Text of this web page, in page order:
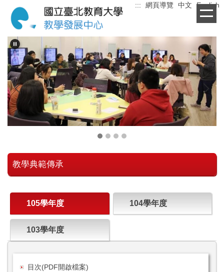
到
要
內
容
區
::: 網頁導覽 中文 English
教學典範傳承
105學年度 104學年度
103學年度
目次(PDF開啟檔案)